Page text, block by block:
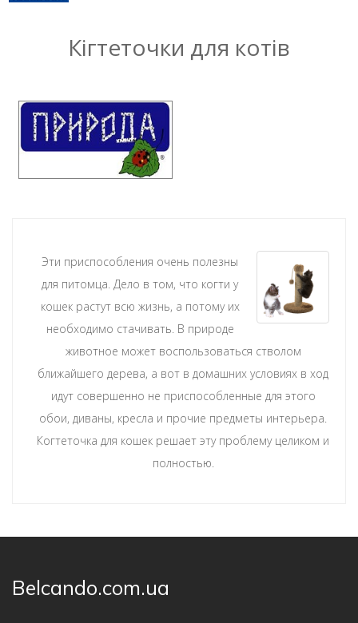
Кігтеточки для котів
Эти приспособления очень полезны
для питомца. Дело в том, что когти у
кошек растут всю жизнь, а потому их
необходимо стачивать. В природе
животное может воспользоваться стволом
ближайшего дерева, а вот в домашних условиях в ход
идут совершенно не приспособленные для этого
обои, диваны, кресла и прочие предметы интерьера.
Когтеточка для кошек решает эту проблему целиком и
полностью.
Belcando.com.ua